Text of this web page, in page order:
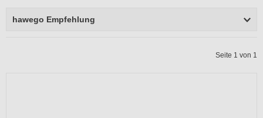
hawego Empfehlung
Seite 1 von 1